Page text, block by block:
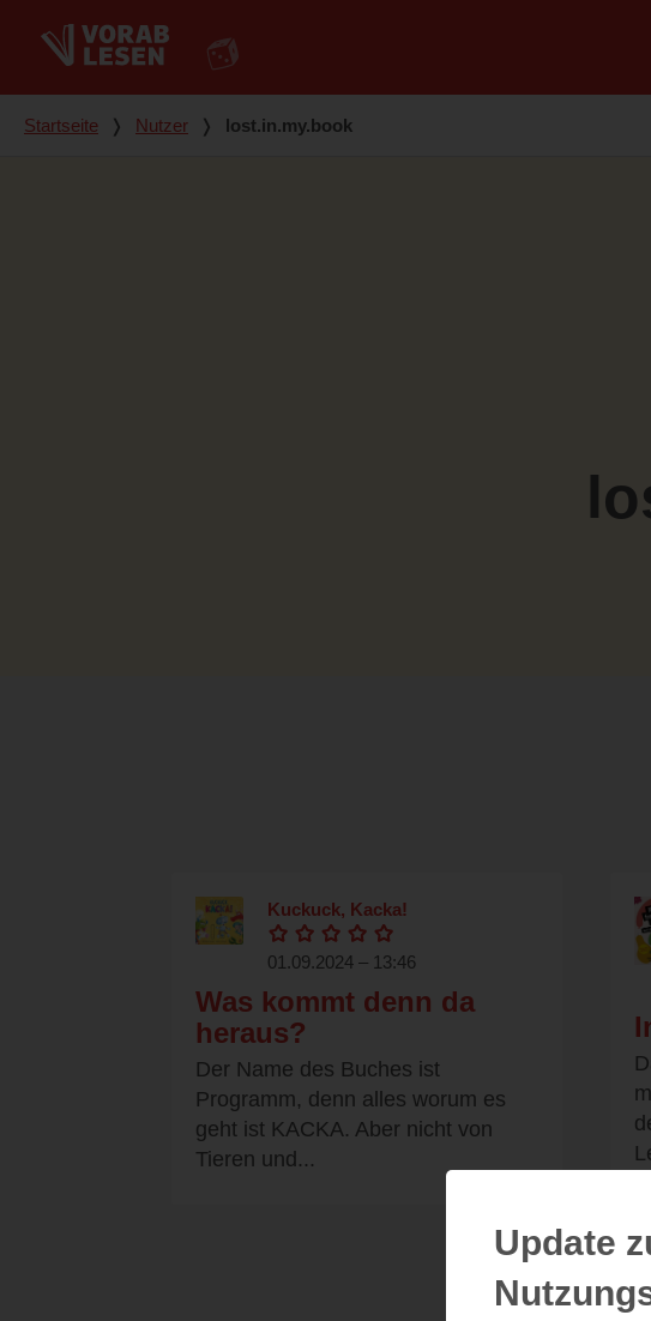
Du bist hier
Startseite ❭ Nutzer ❭ lost.in.my.book
Kuckuck, Kacka!
01.09.2024 – 13:46
Was kommt denn da
heraus?
Der Name des Buches ist
Programm, denn alles worum es
geht ist KACKA. Aber nicht von
Tieren und...
Update